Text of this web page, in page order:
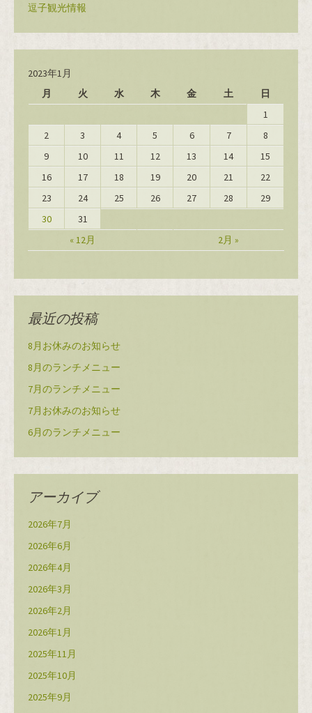
逗子観光情報
2023年1月
月
火 水 木 金 土 日
« 12月 2月 »
1
2
3 4 5 6 7
8
9
10 11 12 13 14
15
16
17 18 19 20 21
22
23
24 25 26 27 28
29
30
31
最近の投稿
8月お休みのお知らせ
8月のランチメニュー
7月のランチメニュー
7月お休みのお知らせ
6月のランチメニュー
アーカイブ
2026年7月
2026年6月
2026年4月
2026年3月
2026年2月
2026年1月
2025年11月
2025年10月
2025年9月